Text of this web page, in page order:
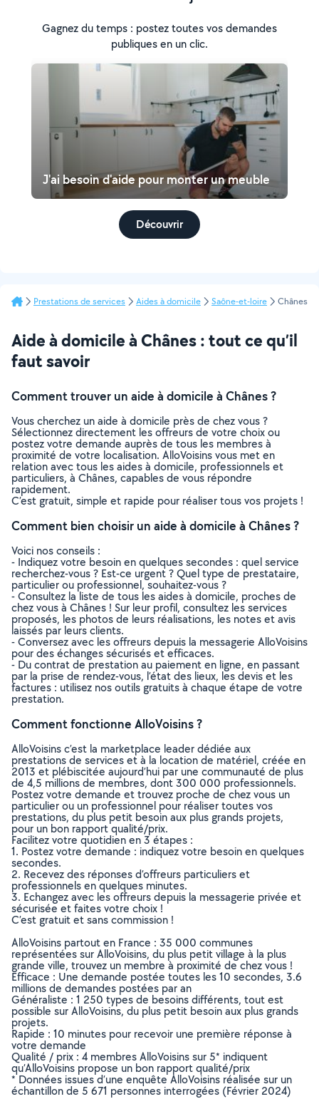
Gagnez du temps : postez toutes vos demandes
publiques en un clic.
J'ai besoin d'aide pour monter un meuble
Découvrir
Prestations de services Aides à domicile Saône-et-loire Chânes
Aide à domicile à Chânes : tout ce qu’il
faut savoir
Comment trouver un aide à domicile à Chânes ?
Vous cherchez un aide à domicile près de chez vous ?
Sélectionnez directement les offreurs de votre choix ou
postez votre demande auprès de tous les membres à
proximité de votre localisation. AlloVoisins vous met en
relation avec tous les aides à domicile, professionnels et
particuliers, à Chânes, capables de vous répondre
rapidement.
C’est gratuit, simple et rapide pour réaliser tous vos projets !
Comment bien choisir un aide à domicile à Chânes ?
Voici nos conseils :
- Indiquez votre besoin en quelques secondes : quel service
recherchez-vous ? Est-ce urgent ? Quel type de prestataire,
particulier ou professionnel, souhaitez-vous ?
- Consultez la liste de tous les aides à domicile, proches de
chez vous à Chânes ! Sur leur profil, consultez les services
proposés, les photos de leurs réalisations, les notes et avis
laissés par leurs clients.
- Conversez avec les offreurs depuis la messagerie AlloVoisins
pour des échanges sécurisés et efficaces.
- Du contrat de prestation au paiement en ligne, en passant
par la prise de rendez-vous, l’état des lieux, les devis et les
factures : utilisez nos outils gratuits à chaque étape de votre
prestation.
Comment fonctionne AlloVoisins ?
AlloVoisins c’est la marketplace leader dédiée aux
prestations de services et à la location de matériel, créée en
2013 et plébiscitée aujourd’hui par une communauté de plus
de 4,5 millions de membres, dont 300 000 professionnels.
Postez votre demande et trouvez proche de chez vous un
particulier ou un professionnel pour réaliser toutes vos
prestations, du plus petit besoin aux plus grands projets,
pour un bon rapport qualité/prix.
Facilitez votre quotidien en 3 étapes :
1. Postez votre demande : indiquez votre besoin en quelques
secondes.
2. Recevez des réponses d’offreurs particuliers et
professionnels en quelques minutes.
3. Echangez avec les offreurs depuis la messagerie privée et
sécurisée et faites votre choix !
C’est gratuit et sans commission !
AlloVoisins partout en France : 35 000 communes
représentées sur AlloVoisins, du plus petit village à la plus
grande ville, trouvez un membre à proximité de chez vous !
Efficace : Une demande postée toutes les 10 secondes, 3.6
millions de demandes postées par an
Généraliste : 1 250 types de besoins différents, tout est
possible sur AlloVoisins, du plus petit besoin aux plus grands
projets.
Rapide : 10 minutes pour recevoir une première réponse à
votre demande
Qualité / prix : 4 membres AlloVoisins sur 5* indiquent
qu’AlloVoisins propose un bon rapport qualité/prix
* Données issues d’une enquête AlloVoisins réalisée sur un
échantillon de 5 671 personnes interrogées (Février 2024)